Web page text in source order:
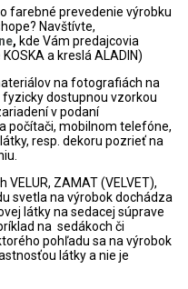
farebné prevedenie výrobku
Navštívte,
, kde Vám predajcovia
a kreslá ALADIN)
na fotografiách na
dostupnou vzorkou
v podaní
počítači, mobilnom telefóne,
resp. dekoru pozrieť na
ZAMAT (VELVET),
svetla na výrobok dochádza
látky na sedacej súprave
na sedákoch či
pohľadu sa na výrobok
látky a nie je